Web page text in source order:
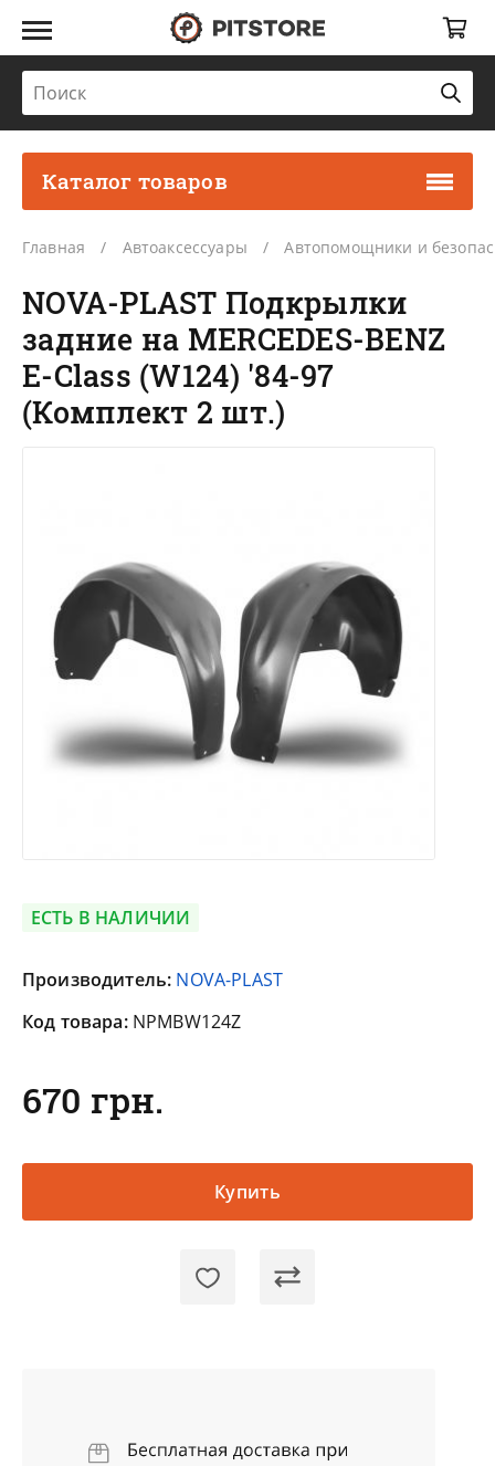
Каталог товаров
Главная Автоаксессуары Автопомощники и
NOVA-PLAST Подкрылки
задние на MERCEDES-BENZ
E-Class (W124) '84-97
(Комплект 2 шт.)
ЕСТЬ В НАЛИЧИИ
Производитель: NOVA-PLAST
Код товара: NPMBW124Z
670 грн.
Купить